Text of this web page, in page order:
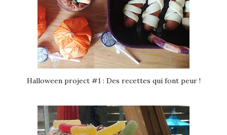
Halloween project #1 : Des recettes qui font peur !